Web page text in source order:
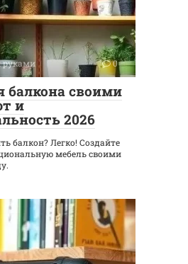
руками 0
балкона своими
и
2026
балкон? Легко! Создайте
мебель своими